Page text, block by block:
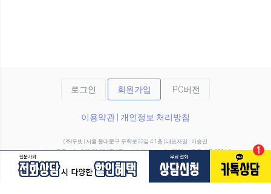
로그인 회원가입 PC버전
이용약관 개인정보 처리방침
(주)두넷 | 서울 동대문구 무학로33길 4 1층 | 대표자명 : 이승진
사업자등록번호 : 840-88-00478 | 통신판매업 신고번호 : 2016-서울동대문-1004호
전화 02-6215-7045 | 팩스 02-6215-8770 | e-MAIL : kimja@donet.co.kr
이 사이트는 EBS미디어주식회사로부터 위탁받아 (주)두넷이 운영하고 있습니다.